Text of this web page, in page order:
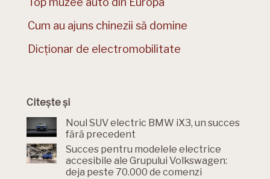
Cum au ajuns chinezii să domine
Dicționar de electromobilitate
Citește și
Noul SUV electric BMW iX3, un succes
fără precedent
Succes pentru modelele electrice
accesibile ale Grupului Volkswagen:
deja peste 70.000 de comenzi